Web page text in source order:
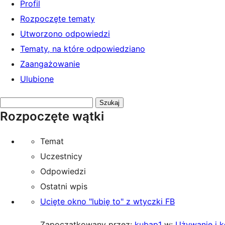
Profil
Rozpoczęte tematy
Utworzono odpowiedzi
Tematy, na które odpowiedziano
Zaangażowanie
Ulubione
tematy:
Rozpoczęte wątki
Temat
Uczestnicy
Odpowiedzi
Ostatni wpis
Ucięte okno "lubię to" z wtyczki FB